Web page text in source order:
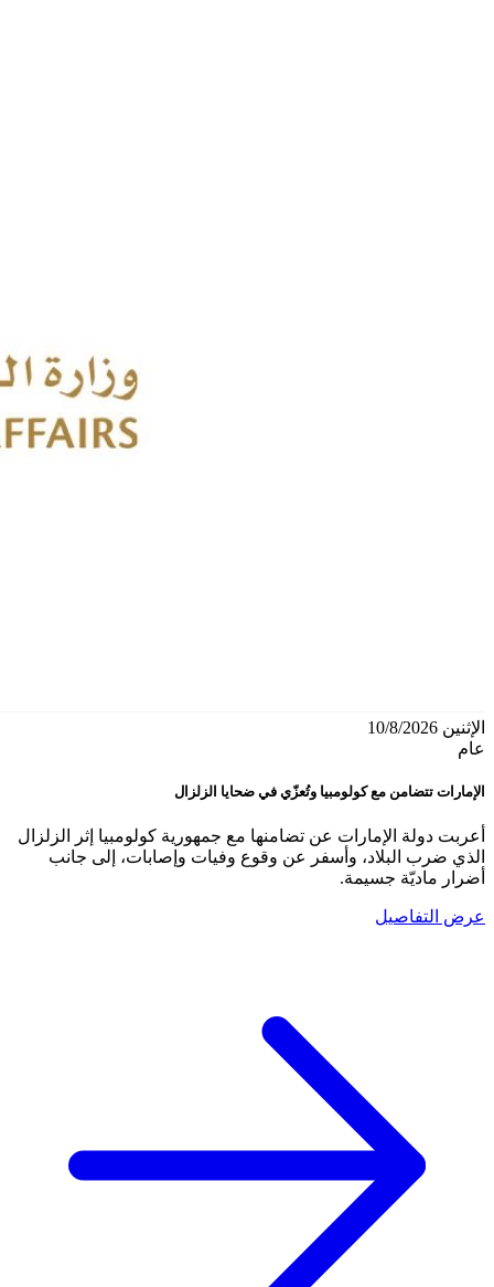
الإثنين 10/8/2026
عام
الإمارات تتضامن مع كولومبيا وتُعزّي في ضحايا الزلزال
أعربت دولة الإمارات عن تضامنها مع جمهورية كولومبيا إثر الزلزال
الذي ضرب البلاد، وأسفر عن وقوع وفيات وإصابات، إلى جانب
أضرار ماديّة جسيمة.
عرض التفاصيل